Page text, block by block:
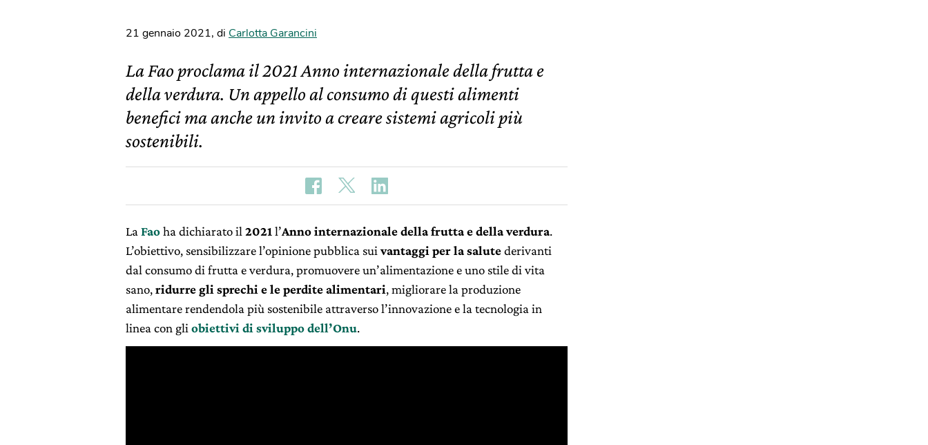
21 gennaio 2021, di Carlotta Garancini
La Fao proclama il 2021 Anno internazionale della frutta e
della verdura. Un appello al consumo di questi alimenti
benefici ma anche un invito a creare sistemi agricoli più
sostenibili.
La Faoha dichiarato il 2021 l’Anno internazionale della frutta e della verdura.
L’obiettivo, sensibilizzare l’opinione pubblica sui vantaggi per la salutederivanti
dal consumo di frutta e verdura, promuovere un’alimentazione e uno stile di vita
sano,ridurre gli sprechi e le perdite alimentari, migliorare la produzione
alimentare rendendola più sostenibile attraverso l’innovazione e la tecnologia in
linea con gli obiettivi di sviluppo dell’Onu.